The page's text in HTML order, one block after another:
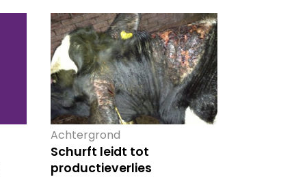
Achtergrond
Schurft leidt tot
productieverlies